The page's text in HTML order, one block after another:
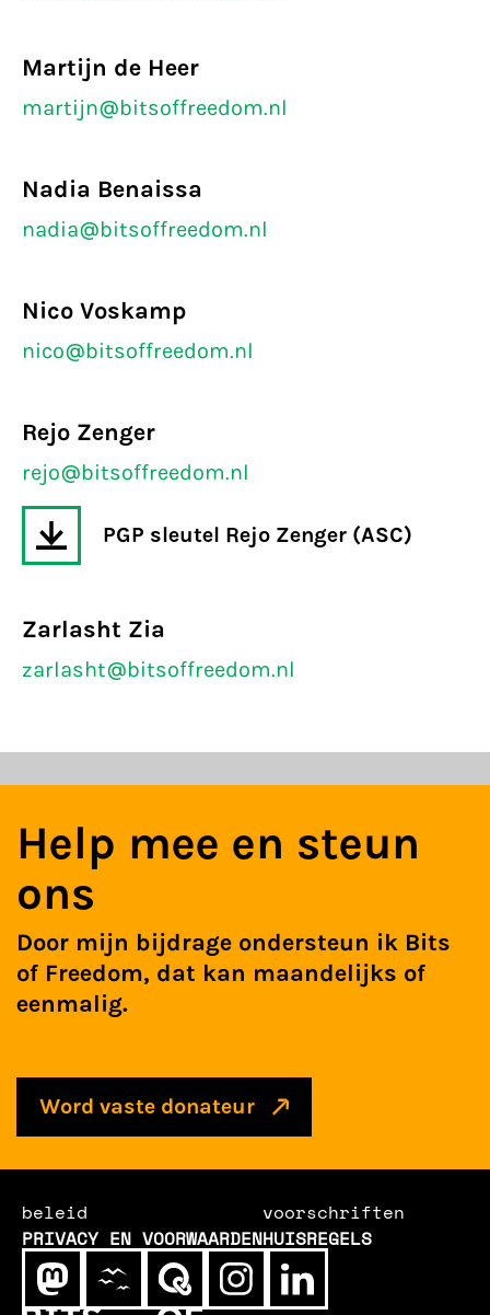
Martijn de Heer
martijn@bitsoffreedom.nl
Nadia Benaissa
nadia@bitsoffreedom.nl
Nico Voskamp
nico@bitsoffreedom.nl
Rejo Zenger
rejo@bitsoffreedom.nl
PGP sleutel Rejo Zenger (ASC)
Zarlasht Zia
zarlasht@bitsoffreedom.nl
Help mee en steun
ons
Door mijn bijdrage ondersteun ik Bits
of Freedom, dat kan maandelijks of
eenmalig.
Word vaste donateur
beleid
PRIVACY EN VOORWAARDEN
voorschriften
HUISREGELS